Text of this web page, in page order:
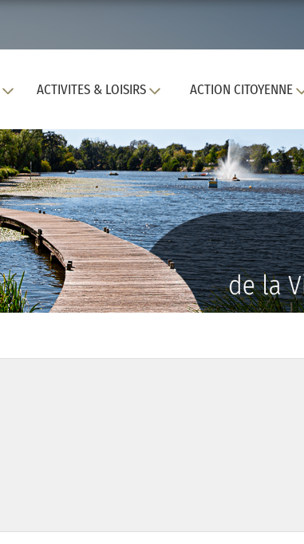
ACTIVITES & LOISIRS ACTION CITOYENNE